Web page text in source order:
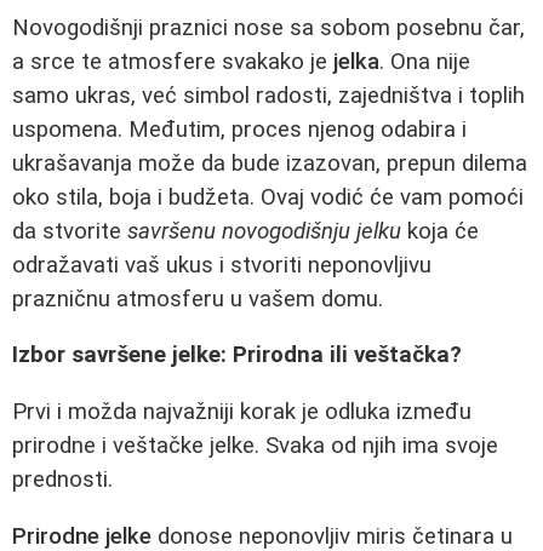
Novogodišnji praznici nose sa sobom posebnu čar,
a srce te atmosfere svakako je jelka. Ona nije
samo ukras, već simbol radosti, zajedništva i toplih
uspomena. Međutim, proces njenog odabira i
ukrašavanja može da bude izazovan, prepun dilema
oko stila, boja i budžeta. Ovaj vodić će vam pomoći
da stvorite savršenu novogodišnju jelku koja će
odražavati vaš ukus i stvoriti neponovljivu
prazničnu atmosferu u vašem domu.
Izbor savršene jelke: Prirodna ili veštačka?
Prvi i možda najvažniji korak je odluka između
prirodne i veštačke jelke. Svaka od njih ima svoje
prednosti.
Prirodne jelke donose neponovljiv miris četinara u